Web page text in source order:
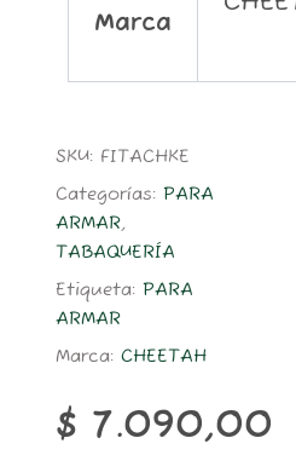
Marca
SKU: FITACHKE
Categorías:PARA
ARMAR,
TABAQUERÍA
Etiqueta:PARA
ARMAR
Marca:CHEETAH
$ 7.090,00